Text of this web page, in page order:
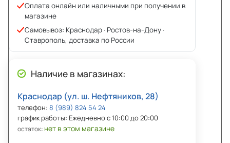
Оплата онлайн или наличными при получении в
магазине
Самовывоз: Краснодар · Ростов-на-Дону ·
Ставрополь, доставка по России
Наличие в магазинах:
Краснодар (ул. ш. Нефтяников, 28)
телефон: 8 (989) 824 54 24
график работы: Ежедневно с 10:00 до 20:00
остаток: нет в этом магазине